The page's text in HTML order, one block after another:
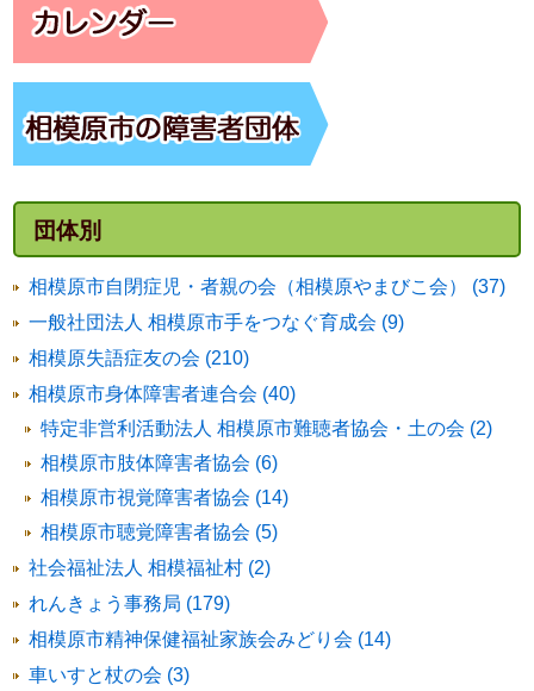
団体別
相模原市自閉症児・者親の会（相模原やまびこ会） (37)
一般社団法人 相模原市手をつなぐ育成会 (9)
相模原失語症友の会 (210)
相模原市身体障害者連合会 (40)
特定非営利活動法人 相模原市難聴者協会・土の会 (2)
相模原市肢体障害者協会 (6)
相模原市視覚障害者協会 (14)
相模原市聴覚障害者協会 (5)
社会福祉法人 相模福祉村 (2)
れんきょう事務局 (179)
相模原市精神保健福祉家族会みどり会 (14)
車いすと杖の会 (3)